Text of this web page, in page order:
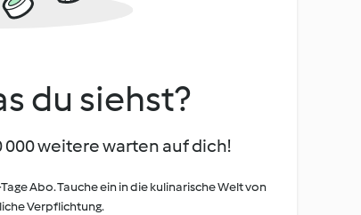
du siehst?
000 weitere warten auf dich!
Abo. Tauche ein in die kulinarische Welt von
Verpflichtung.